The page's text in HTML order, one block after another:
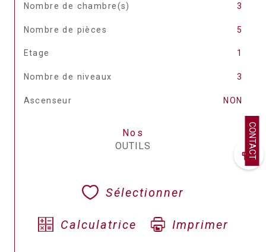
CONTACT
Nombre de chambre(s) 3
Nombre de pièces 5
Etage 1
Nombre de niveaux 3
Ascenseur NON
Nos
OUTILS
Sélectionner
Calculatrice Imprimer